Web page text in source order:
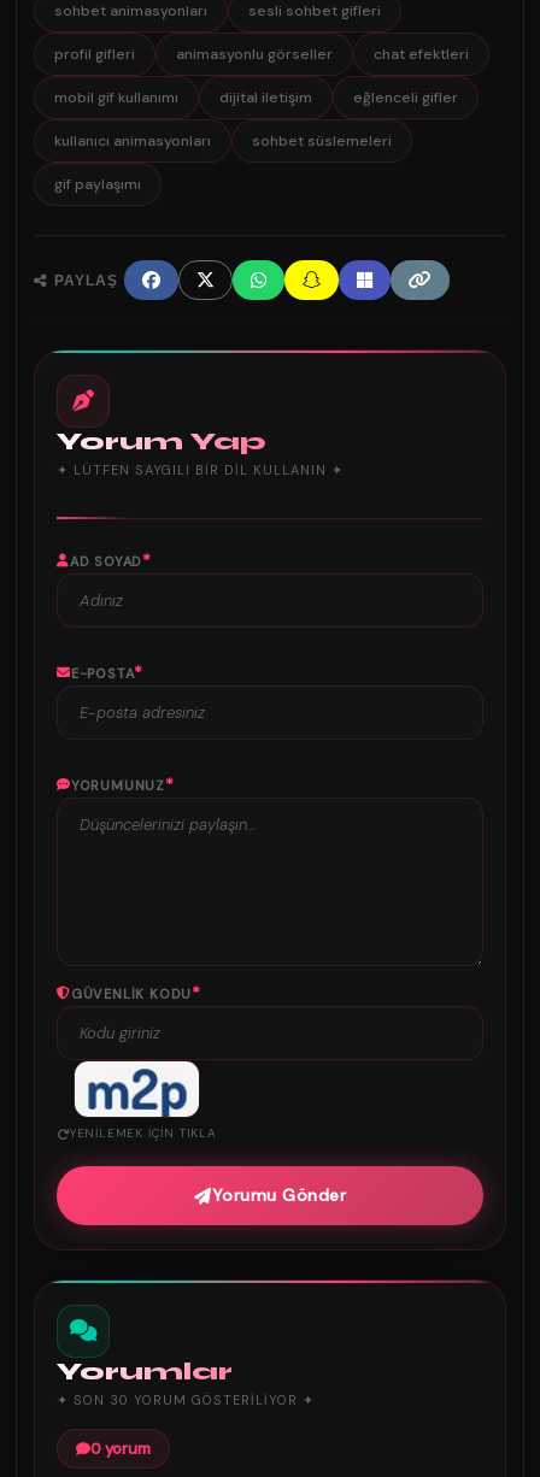
sohbet animasyonları sesli sohbet gifleri
profil gifleri animasyonlu görseller chat efektleri
mobil gif kullanımı dijital iletişim eğlenceli gifler
kullanıcı animasyonları sohbet süslemeleri
gif paylaşımı
PAYLAŞ
Yorum Yap
✦ LÜTFEN SAYGILI BIR DIL KULLANIN ✦
AD SOYAD*
E-POSTA*
YORUMUNUZ*
GÜVENLIK KODU*
YENILEMEK IÇIN TIKLA
Yorumu Gönder
Yorumlar
✦ SON 30 YORUM GÖSTERILIYOR ✦
0 yorum